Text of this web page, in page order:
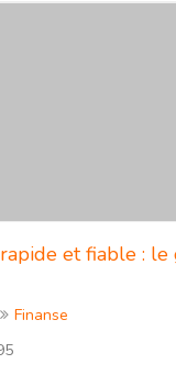
et fiable : le
Finanse